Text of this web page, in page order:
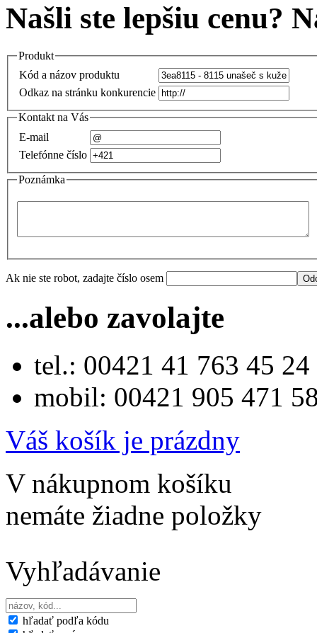
Našli ste lepšiu cenu?
Produkt
Kód a názov produktu
Odkaz na stránku konkurencie
Kontakt na Vás
E-mail
Telefónne číslo
Poznámka
Ak nie ste robot, zadajte číslo osem
...alebo zavolajte
tel.: 00421 41 763 45 24
mobil: 00421 905 471
Váš košík je prázdny
V nákupnom košíku
nemáte žiadne položky
Vyhľadávanie
hľadať podľa kódu